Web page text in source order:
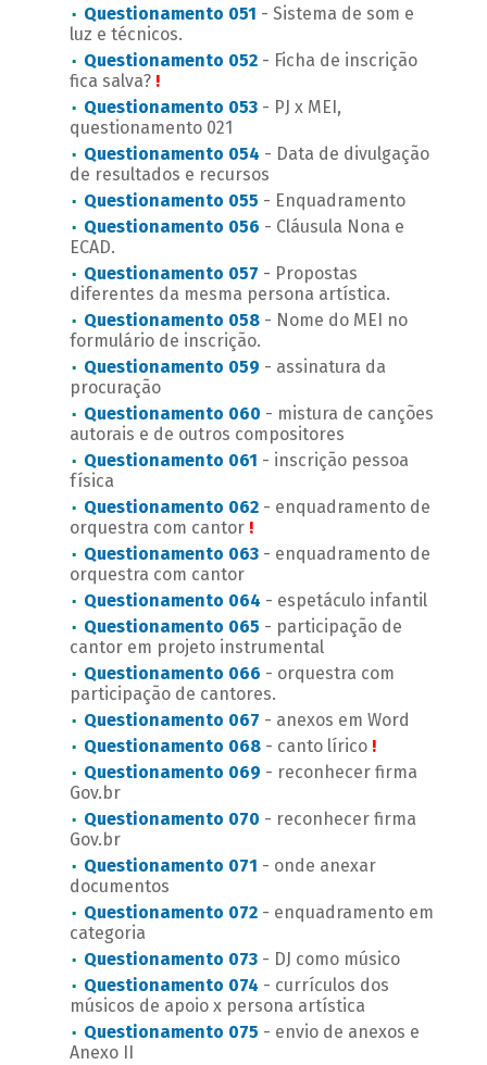
Questionamento 051 - Sistema de som e
luz e técnicos.
Questionamento 052 - Ficha de inscrição
fica salva? !
Questionamento 053 - PJ x MEI,
questionamento 021
Questionamento 054 - Data de divulgação
de resultados e recursos
Questionamento 055 - Enquadramento
Questionamento 056 - Cláusula Nona e
ECAD.
Questionamento 057 - Propostas
diferentes da mesma persona artística.
Questionamento 058 - Nome do MEI no
formulário de inscrição.
Questionamento 059 - assinatura da
procuração
Questionamento 060 - mistura de canções
autorais e de outros compositores
Questionamento 061 - inscrição pessoa
física
Questionamento 062 - enquadramento de
orquestra com cantor !
Questionamento 063 - enquadramento de
orquestra com cantor
Questionamento 064 - espetáculo infantil
Questionamento 065 - participação de
cantor em projeto instrumental
Questionamento 066 - orquestra com
participação de cantores.
Questionamento 067 - anexos em Word
Questionamento 068 - canto lírico !
Questionamento 069 - reconhecer firma
Gov.br
Questionamento 070 - reconhecer firma
Gov.br
Questionamento 071 - onde anexar
documentos
Questionamento 072 - enquadramento em
categoria
Questionamento 073 - DJ como músico
Questionamento 074 - currículos dos
músicos de apoio x persona artística
Questionamento 075 - envio de anexos e
Anexo II